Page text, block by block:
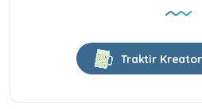
Traktir